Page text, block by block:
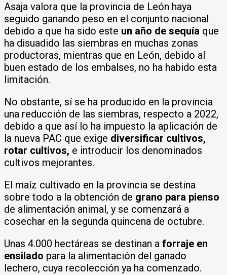
Asaja valora que la provincia de León haya
seguido ganando peso en el conjunto nacional
debido a que ha sido este un año de sequía que
ha disuadido las siembras en muchas zonas
productoras, mientras que en León, debido al
buen estado de los embalses, no ha habido esta
limitación.
No obstante, sí se ha producido en la provincia
una reducción de las siembras, respecto a 2022,
debido a que así lo ha impuesto la aplicación de
la nueva PAC que exige diversificar cultivos,
rotar cultivos, e introducir los denominados
cultivos mejorantes.
El maíz cultivado en la provincia se destina
sobre todo a la obtención de grano para pienso
de alimentación animal, y se comenzará a
cosechar en la segunda quincena de octubre.
Unas 4.000 hectáreas se destinan a forraje en
ensilado para la alimentación del ganado
lechero, cuya recolección ya ha comenzado.